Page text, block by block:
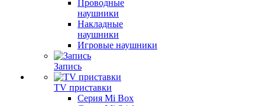
Проводные
наушники
Накладные
наушники
Игровые наушники
Запись
TV приставки
Серия Mi Box